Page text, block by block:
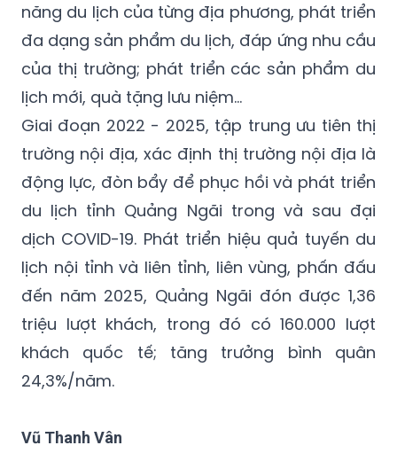
năng du lịch của từng địa phương, phát triển
đa dạng sản phẩm du lịch, đáp ứng nhu cầu
của thị trường; phát triển các sản phẩm du
lịch mới, quà tặng lưu niệm…
Giai đoạn 2022 - 2025, tập trung ưu tiên thị
trường nội địa, xác định thị trường nội địa là
động lực, đòn bẩy để phục hồi và phát triển
du lịch tỉnh Quảng Ngãi trong và sau đại
dịch COVID-19. Phát triển hiệu quả tuyến du
lịch nội tỉnh và liên tỉnh, liên vùng, phấn đấu
đến năm 2025, Quảng Ngãi đón được 1,36
triệu lượt khách, trong đó có 160.000 lượt
khách quốc tế; tăng trưởng bình quân
24,3%/năm.
Vũ Thanh Vân